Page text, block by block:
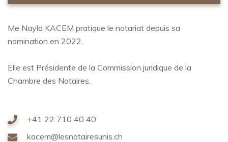
Me Nayla KACEM pratique le notariat depuis sa
nomination en 2022.
Elle est Présidente de la Commission juridique de la
Chambre des Notaires.
+41 22 710 40 40
kacem@lesnotairesunis.ch